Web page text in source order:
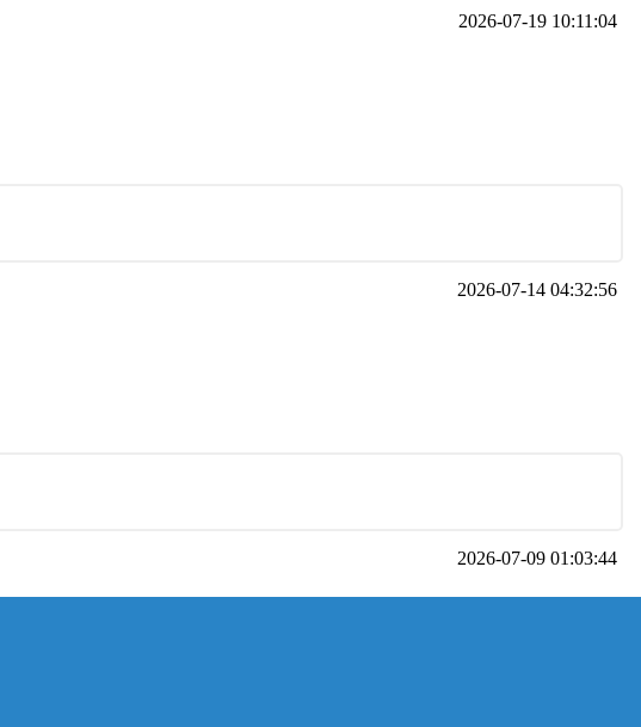
2026-07-19 10:11:04
2026-07-14 04:32:56
2026-07-09 01:03:44